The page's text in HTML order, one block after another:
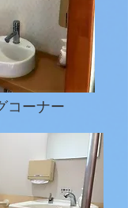
コーナー